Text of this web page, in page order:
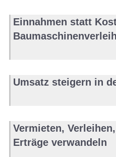
Einnahmen statt
Baumaschinenverleih
Umsatz steigern in
Vermieten,
Erträge verwandeln